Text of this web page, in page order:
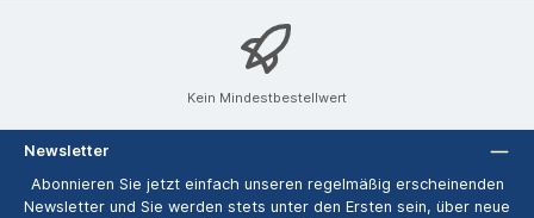
Kein Mindestbestellwert
Newsletter
Abonnieren Sie jetzt einfach unseren regelmäßig erscheinenden
Newsletter und Sie werden stets unter den Ersten sein, über neue